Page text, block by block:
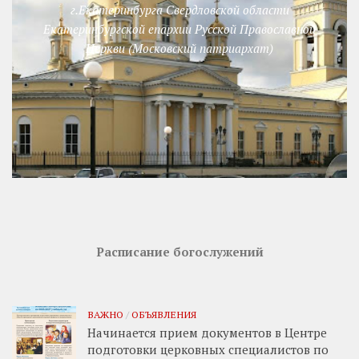
г.Екатеринбурга Свердловской области
Екатеринбургской епархии Русской Православной
Церкви (Московский патриархат)
Расписание богослужений
ВАЖНО / ОБЪЯВЛЕНИЯ
Начинается прием документов в Центре
подготовки церковных специалистов по